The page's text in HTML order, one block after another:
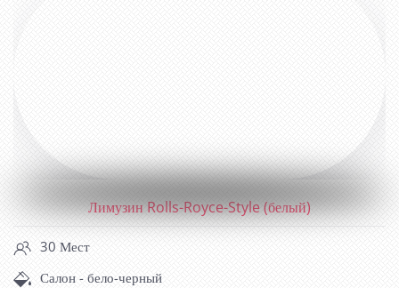
Лимузин Rolls-Royce-Style (белый)
30 Мест
Салон - бело-черный